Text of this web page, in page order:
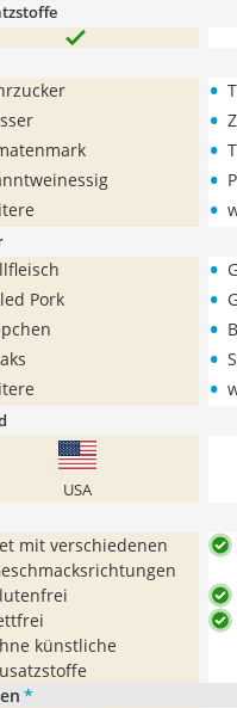
•
•
•
•
•
Pork
•
•
•
•
•
USA
mit verschiedenen
künstliche
*